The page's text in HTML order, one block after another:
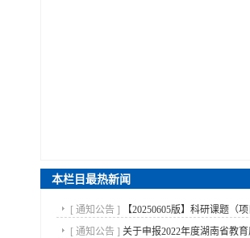
本栏目最热新闻
[ 通知公告 ] 【20250605版】科研课题（
[ 通知公告 ] 关于申报2022年度湖南省教